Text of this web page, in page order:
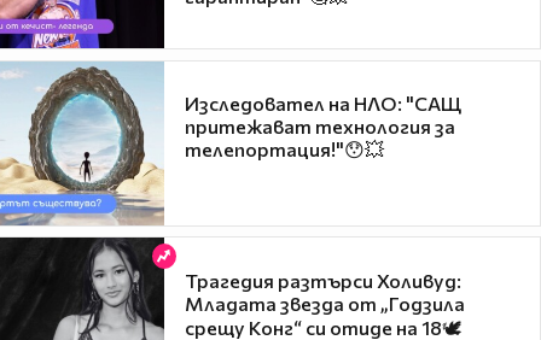
Изследовател на НЛО: "САЩ
притежават технология за
телепортация!"😯💥
Трагедия разтърси Холивуд:
Младата звезда от „Годзила
срещу Конг“ си отиде на 18🕊️